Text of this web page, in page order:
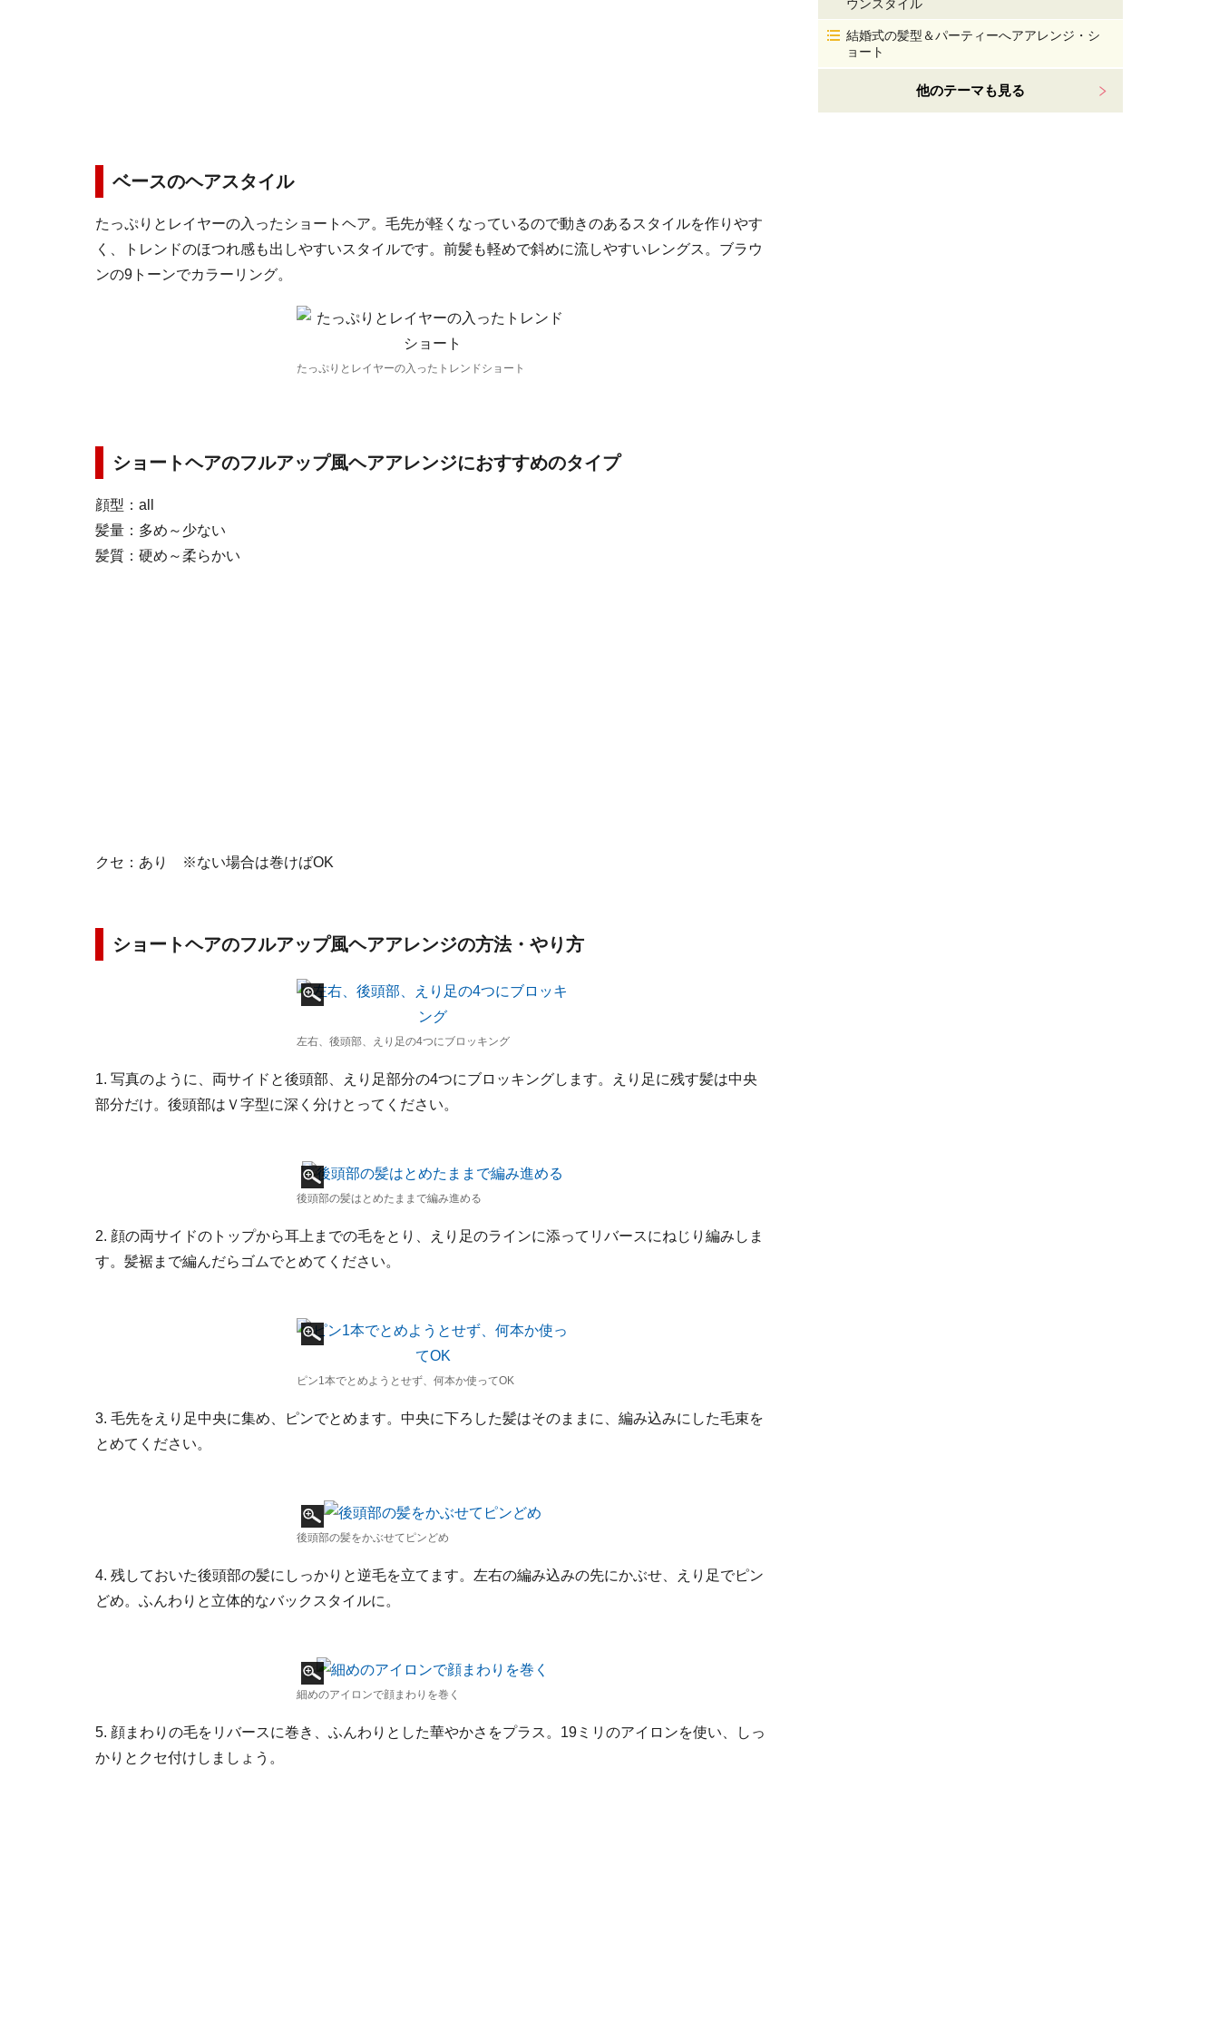
ベースのヘアスタイル
たっぷりとレイヤーの入ったショートヘア。毛先が軽くなっているので動きのあるスタイルを作りやす
く、トレンドのほつれ感も出しやすいスタイルです。前髪も軽めで斜めに流しやすいレングス。ブラウ
ンの9トーンでカラーリング。
たっぷりとレイヤーの入ったトレンドショート
ショートヘアのフルアップ風ヘアアレンジにおすすめのタイプ
顔型：all
髪量：多め～少ない
髪質：硬め～柔らかい
クセ：あり ※ない場合は巻けばOK
ショートヘアのフルアップ風ヘアアレンジの方法・やり方
左右、後頭部、えり足の4つにブロッキング
1. 写真のように、両サイドと後頭部、えり足部分の4つにブロッキングします。えり足に残す髪は中央
部分だけ。後頭部はＶ字型に深く分けとってください。
後頭部の髪はとめたままで編み進める
2. 顔の両サイドのトップから耳上までの毛をとり、えり足のラインに添ってリバースにねじり編みしま
す。髪裾まで編んだらゴムでとめてください。
ピン1本でとめようとせず、何本か使ってOK
3. 毛先をえり足中央に集め、ピンでとめます。中央に下ろした髪はそのままに、編み込みにした毛束を
とめてください。
後頭部の髪をかぶせてピンどめ
4. 残しておいた後頭部の髪にしっかりと逆毛を立てます。左右の編み込みの先にかぶせ、えり足でピン
どめ。ふんわりと立体的なバックスタイルに。
細めのアイロンで顔まわりを巻く
5. 顔まわりの毛をリバースに巻き、ふんわりとした華やかさをプラス。19ミリのアイロンを使い、しっ
かりとクセ付けしましょう。
ウンスタイル
結婚式の髪型＆パーティーへアアレンジ・シ
ョート
他のテーマも見る